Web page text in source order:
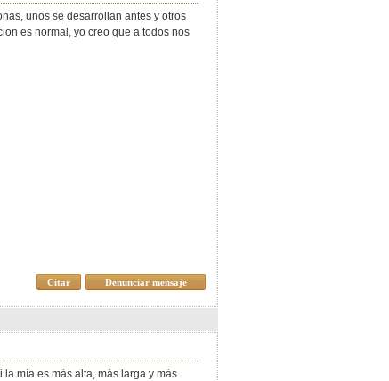
unos se desarrollan antes y otros
es normal, yo creo que a todos nos
Denunciar mensaje
Citar
mía es más alta, más larga y más